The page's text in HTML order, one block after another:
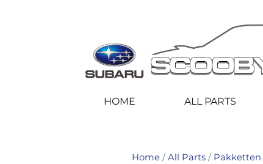
HOME ALL PARTS
Home /All Parts / Pakketten